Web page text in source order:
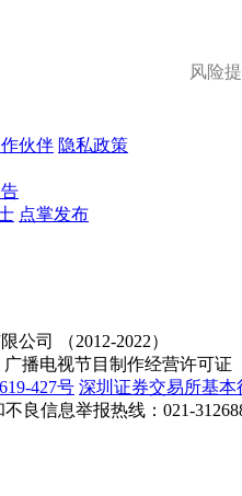
风险
伙伴 隐私政策
点掌发布
公司 （2012-2022）
广播电视节目制作经营许可证
427号 深圳证券交易所基本
良信息举报热线：021-